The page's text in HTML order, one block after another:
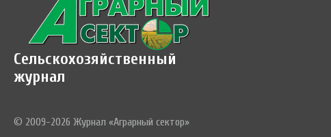
Сельскохозяйственный
журнал
© 2009-2026 Журнал «Аграрный сектор»